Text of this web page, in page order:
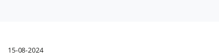
15-08-2024